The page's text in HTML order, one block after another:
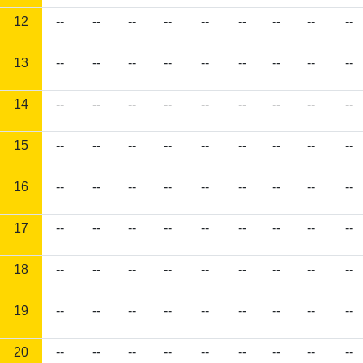
12 -- -- -- -- -- -- -- -- --
13 -- -- -- -- -- -- -- -- --
14 -- -- -- -- -- -- -- -- --
15 -- -- -- -- -- -- -- -- --
16 -- -- -- -- -- -- -- -- --
17 -- -- -- -- -- -- -- -- --
18 -- -- -- -- -- -- -- -- --
19 -- -- -- -- -- -- -- -- --
20 -- -- -- -- -- -- -- -- --